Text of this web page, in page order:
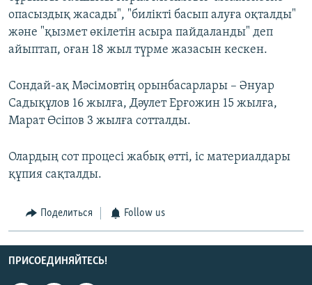
опасыздық жасады", "билікті басып алуға оқталды"
және "қызмет өкілетін асыра пайдаланды" деп
айыптап, оған 18 жыл түрме жазасын кескен.
Сондай-ақ Мәсімовтің орынбасарлары – Әнуар
Садықұлов 16 жылға, Дәулет Ерғожин 15 жылға,
Марат Өсіпов 3 жылға сотталды.
Олардың сот процесі жабық өтті, іс материалдары
құпия сақталды.
Поделиться Follow us
ПРИСОЕДИНЯЙТЕСЬ!